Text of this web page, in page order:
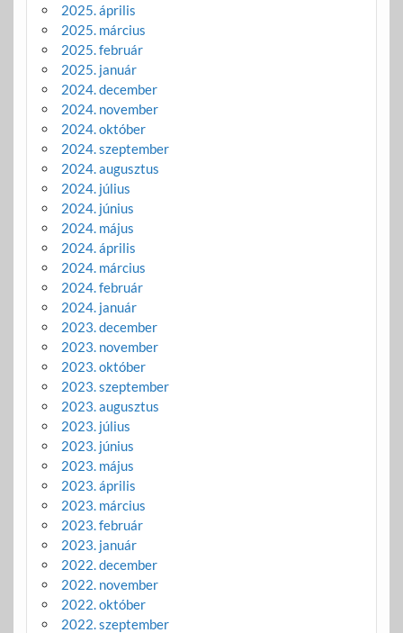
2025. április
2025. március
2025. február
2025. január
2024. december
2024. november
2024. október
2024. szeptember
2024. augusztus
2024. július
2024. június
2024. május
2024. április
2024. március
2024. február
2024. január
2023. december
2023. november
2023. október
2023. szeptember
2023. augusztus
2023. július
2023. június
2023. május
2023. április
2023. március
2023. február
2023. január
2022. december
2022. november
2022. október
2022. szeptember